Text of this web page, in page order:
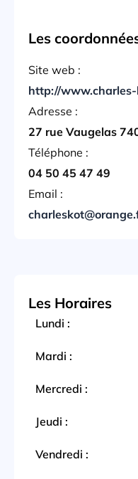
Les
Site web :
http://
Adresse :
27 rue Vaugelas
Téléphone :
04 50 45 47 49
Email :
Les Horaires
Lundi :
Mardi :
Mercredi :
Jeudi :
Vendredi :